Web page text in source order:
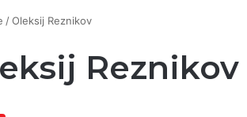
/Oleksij Reznikov
Reznikov